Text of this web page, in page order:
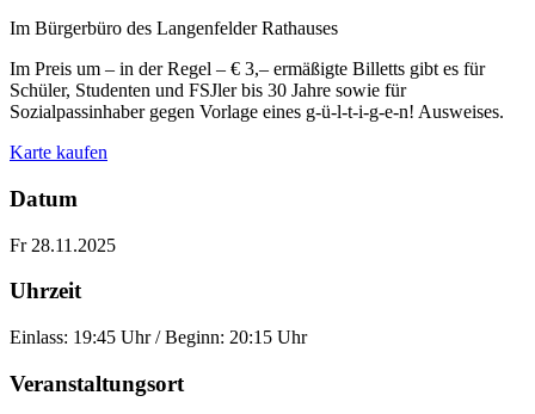
Im Bürgerbüro des Langenfelder Rathauses
Im Preis um – in der Regel – € 3,– ermäßigte Billetts gibt es für
Schüler, Studenten und FSJler bis 30 Jahre sowie für
Sozialpassinhaber gegen Vorlage eines g-ü-l-t-i-g-e-n! Ausweises.
Karte kaufen
Datum
Fr 28.11.2025
Uhrzeit
Einlass: 19:45 Uhr / Beginn: 20:15 Uhr
Veranstaltungsort